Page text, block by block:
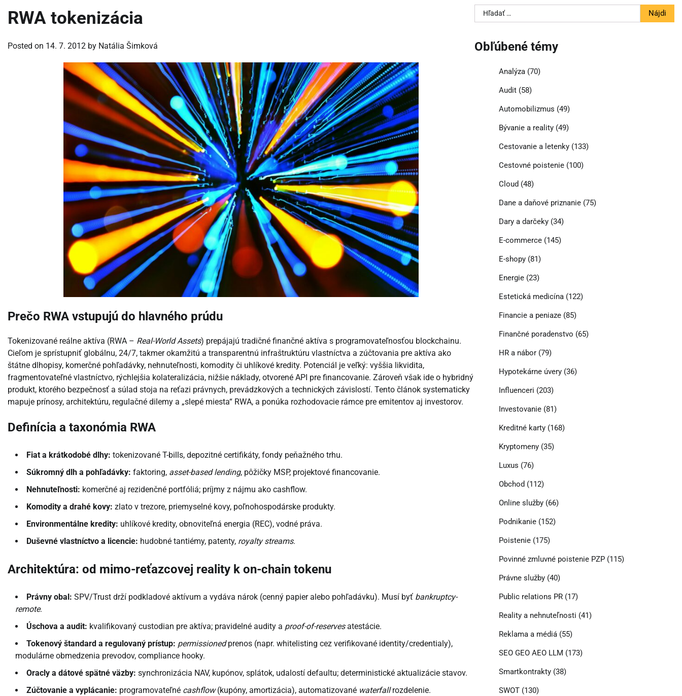
RWA tokenizácia
Posted on 14. 7. 2012 by Natália Šimková
Prečo RWA vstupujú do hlavného prúdu
Tokenizované reálne aktíva (RWA – Real-World Assets) prepájajú tradičné finančné aktíva s programovateľnosťou blockchainu.
Cieľom je sprístupniť globálnu, 24/7, takmer okamžitú a transparentnú infraštruktúru vlastníctva a zúčtovania pre aktíva ako
štátne dlhopisy, komerčné pohľadávky, nehnuteľnosti, komodity či uhlíkové kredity. Potenciál je veľký: vyššia likvidita,
fragmentovateľné vlastníctvo, rýchlejšia kolateralizácia, nižšie náklady, otvorené API pre financovanie. Zároveň však ide o hybridný
produkt, ktorého bezpečnosť a súlad stoja na reťazi právnych, prevádzkových a technických závislostí. Tento článok systematicky
mapuje prínosy, architektúru, regulačné dilemy a „slepé miesta“ RWA, a ponúka rozhodovacie rámce pre emitentov aj investorov.
Definícia a taxonómia RWA
Fiat a krátkodobé dlhy: tokenizované T-bills, depozitné certifikáty, fondy peňažného trhu.
Súkromný dlh a pohľadávky: faktoring, asset-based lending, pôžičky MSP, projektové financovanie.
Nehnuteľnosti: komerčné aj rezidenčné portfóliá; príjmy z nájmu ako cashflow.
Komodity a drahé kovy: zlato v trezore, priemyselné kovy, poľnohospodárske produkty.
Environmentálne kredity: uhlíkové kredity, obnoviteľná energia (REC), vodné práva.
Duševné vlastníctvo a licencie: hudobné tantiémy, patenty, royalty streams.
Architektúra: od mimo-reťazcovej reality k on-chain tokenu
Právny obal: SPV/Trust drží podkladové aktívum a vydáva nárok (cenný papier alebo pohľadávku). Musí byť bankruptcy-
remote.
Úschova a audit: kvalifikovaný custodian pre aktíva; pravidelné audity a proof-of-reservesatestácie.
Tokenový štandard a regulovaný prístup: permissionedprenos (napr. whitelisting cez verifikované identity/credentialy),
modulárne obmedzenia prevodov, compliance hooky.
Oracly a dátové spätné väzby: synchronizácia NAV, kupónov, splátok, udalostí defaultu; deterministické aktualizácie stavov.
Zúčtovanie a vyplácanie: programovateľné cashflow(kupóny, amortizácia), automatizované waterfallrozdelenie.
Hľadať:
Obľúbené témy
Analýza(70)
Audit(58)
Automobilizmus (49)
Bývanie a reality(49)
Cestovanie a letenky(133)
Cestovné poistenie(100)
Cloud (48)
Dane a daňové priznanie(75)
Dary a darčeky(34)
E-commerce(145)
E-shopy(81)
Energie(23)
Estetická medicína(122)
Financie a peniaze(85)
Finančné poradenstvo (65)
HR a nábor(79)
Hypotekárne úvery(36)
Influenceri (203)
Investovanie(81)
Kreditné karty(168)
Kryptomeny(35)
Luxus (76)
Obchod (112)
Online služby(66)
Podnikanie(152)
Poistenie(175)
Povinné zmluvné poistenie PZP(115)
Právne služby(40)
Public relations PR(17)
Reality a nehnuteľnosti (41)
Reklama a médiá(55)
SEO GEO AEO LLM (173)
Smartkontrakty(38)
SWOT(130)